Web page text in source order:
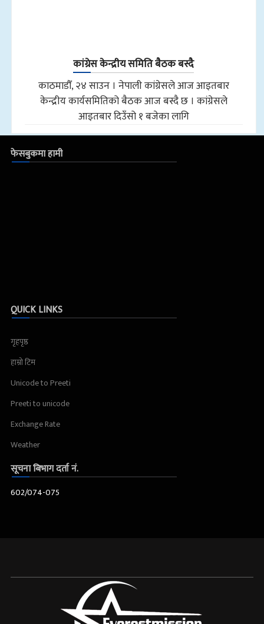
कांग्रेस केन्द्रीय समिति बैठक बस्दै
काठमाडौँ, २४ साउन । नेपाली कांग्रेसले आज आइतबार
केन्द्रीय कार्यसमितिको बैठक आज बस्दै छ । कांग्रेसले
आइतबार दिउँसो १ बजेका लागि
फेसबुकमा हामी
QUICK LINKS
गृहपृष्ठ
हाम्रो टिम
Unicode to Preeti
Preeti to unicode
Exchange Rate
Weather
सूचना बिभाग दर्ता नं.
602/074-075